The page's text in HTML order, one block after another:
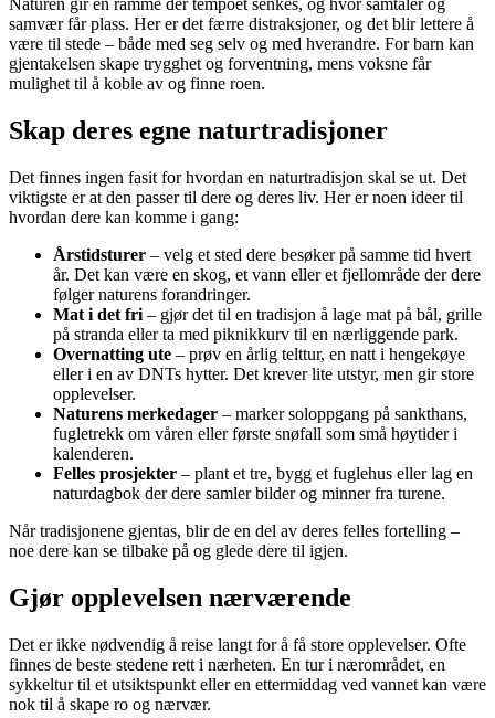
Naturen gir en ramme der tempoet senkes, og hvor samtaler og
samvær får plass. Her er det færre distraksjoner, og det blir lettere å
være til stede – både med seg selv og med hverandre. For barn kan
gjentakelsen skape trygghet og forventning, mens voksne får
mulighet til å koble av og finne roen.
Skap deres egne naturtradisjoner
Det finnes ingen fasit for hvordan en naturtradisjon skal se ut. Det
viktigste er at den passer til dere og deres liv. Her er noen ideer til
hvordan dere kan komme i gang:
Årstidsturer – velg et sted dere besøker på samme tid hvert
år. Det kan være en skog, et vann eller et fjellområde der dere
følger naturens forandringer.
Mat i det fri – gjør det til en tradisjon å lage mat på bål, grille
på stranda eller ta med piknikkurv til en nærliggende park.
Overnatting ute – prøv en årlig telttur, en natt i hengekøye
eller i en av DNTs hytter. Det krever lite utstyr, men gir store
opplevelser.
Naturens merkedager – marker soloppgang på sankthans,
fugletrekk om våren eller første snøfall som små høytider i
kalenderen.
Felles prosjekter – plant et tre, bygg et fuglehus eller lag en
naturdagbok der dere samler bilder og minner fra turene.
Når tradisjonene gjentas, blir de en del av deres felles fortelling –
noe dere kan se tilbake på og glede dere til igjen.
Gjør opplevelsen nærværende
Det er ikke nødvendig å reise langt for å få store opplevelser. Ofte
finnes de beste stedene rett i nærheten. En tur i nærområdet, en
sykkeltur til et utsiktspunkt eller en ettermiddag ved vannet kan være
nok til å skape ro og nærvær.